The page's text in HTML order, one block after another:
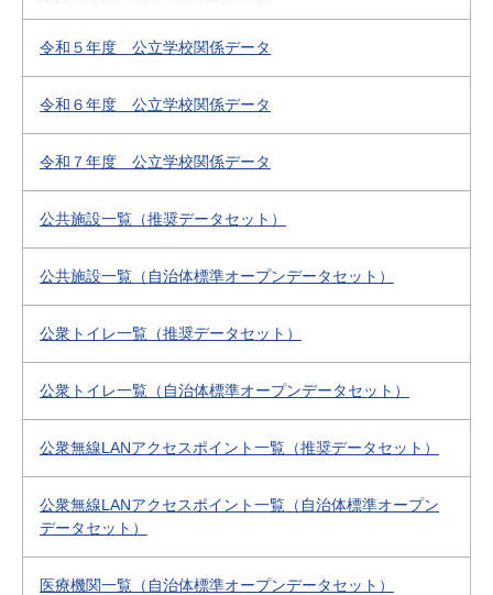
令和５年度 公立学校関係データ
令和６年度 公立学校関係データ
令和７年度 公立学校関係データ
公共施設一覧（推奨データセット）
公共施設一覧（自治体標準オープンデータセット）
公衆トイレ一覧（推奨データセット）
公衆トイレ一覧（自治体標準オープンデータセット）
公衆無線LANアクセスポイント一覧（推奨データセット）
公衆無線LANアクセスポイント一覧（自治体標準オープン
データセット）
医療機関一覧（自治体標準オープンデータセット）